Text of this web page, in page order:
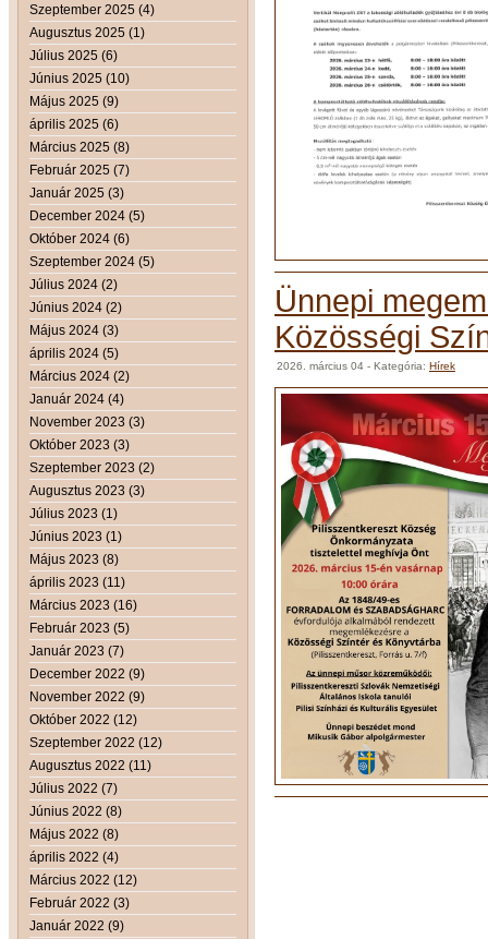
Szeptember 2025 (4)
Augusztus 2025 (1)
Július 2025 (6)
Június 2025 (10)
Május 2025 (9)
április 2025 (6)
Március 2025 (8)
Február 2025 (7)
Január 2025 (3)
December 2024 (5)
Október 2024 (6)
Szeptember 2024 (5)
Július 2024 (2)
Június 2024 (2)
Május 2024 (3)
április 2024 (5)
Március 2024 (2)
Január 2024 (4)
November 2023 (3)
Október 2023 (3)
Szeptember 2023 (2)
Augusztus 2023 (3)
Július 2023 (1)
Június 2023 (1)
Május 2023 (8)
április 2023 (11)
Március 2023 (16)
Február 2023 (5)
Január 2023 (7)
December 2022 (9)
November 2022 (9)
Október 2022 (12)
Szeptember 2022 (12)
Augusztus 2022 (11)
Július 2022 (7)
Június 2022 (8)
Május 2022 (8)
április 2022 (4)
Március 2022 (12)
Február 2022 (3)
Január 2022 (9)
Ünnepi
Közösségi
2026. március 04 - Kategória: Hírek